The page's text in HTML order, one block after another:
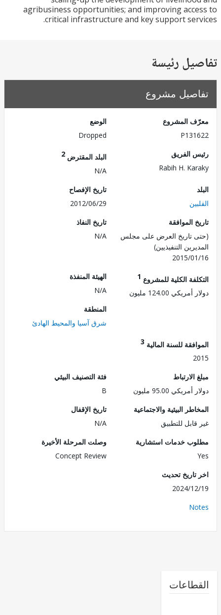
agribusiness opportunities; and improving
critical infrastructure and key support
رئيسة
مشروع
المشروع
Dropped
الفريق
Rabih H.
البلد المقترض
تاريخ الإفصاح
2012/06/29
الموافقة
تاريخ العرض على مجلس
التنفيذيين)
2015/
تاريخ النفاذ
N/A
الكلية للمشروع1
124.00 مليون
الهيئة المنفذة
شرق آسيا والمحيط الهادئ
للسنة المالية3
95.00 مليون
فئة التصنيف البيئي
البيئية والاجتماعية
للتطبيق
تاريخ الإقفال
خدمات استشارية
وصلت المرحلة الأخيرة
Concept Review
تحديث
2024/